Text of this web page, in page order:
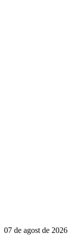
07 de agost de 2026